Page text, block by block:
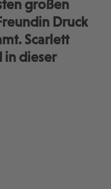
großen
Druck
Scarlett
in dieser